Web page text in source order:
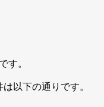
す。
以下の通りです。